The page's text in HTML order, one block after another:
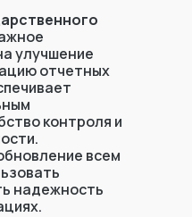
улучшение
отчетных
контроля и
всем
надежность